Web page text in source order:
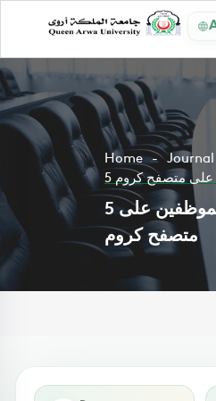
Home
Journal
على متصفح كروم
5 أمور لزيادة إنتاجية الموظفين على
متصفح كروم